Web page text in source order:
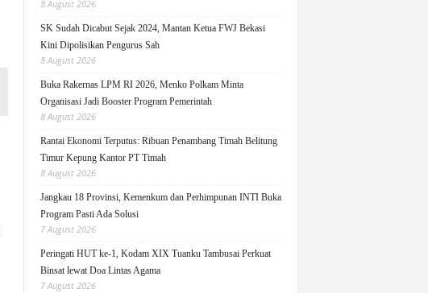
8 August 2026
SK Sudah Dicabut Sejak 2024, Mantan Ketua FWJ Bekasi
Kini Dipolisikan Pengurus Sah
8 August 2026
Buka Rakernas LPM RI 2026, Menko Polkam Minta
Organisasi Jadi Booster Program Pemerintah
8 August 2026
Rantai Ekonomi Terputus: Ribuan Penambang Timah Belitung
Timur Kepung Kantor PT Timah
8 August 2026
Jangkau 18 Provinsi, Kemenkum dan Perhimpunan INTI Buka
Program Pasti Ada Solusi
7 August 2026
Peringati HUT ke-1, Kodam XIX Tuanku Tambusai Perkuat
Binsat lewat Doa Lintas Agama
7 August 2026